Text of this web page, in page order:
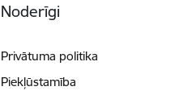
Noderīgi
Privātuma politika
Piekļūstamība